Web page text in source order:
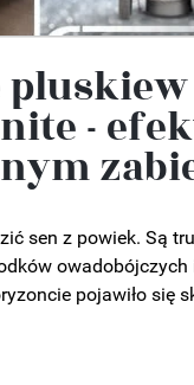
pluskiew
-
sen z powiek. Są
owadobójczych
pojawiło się